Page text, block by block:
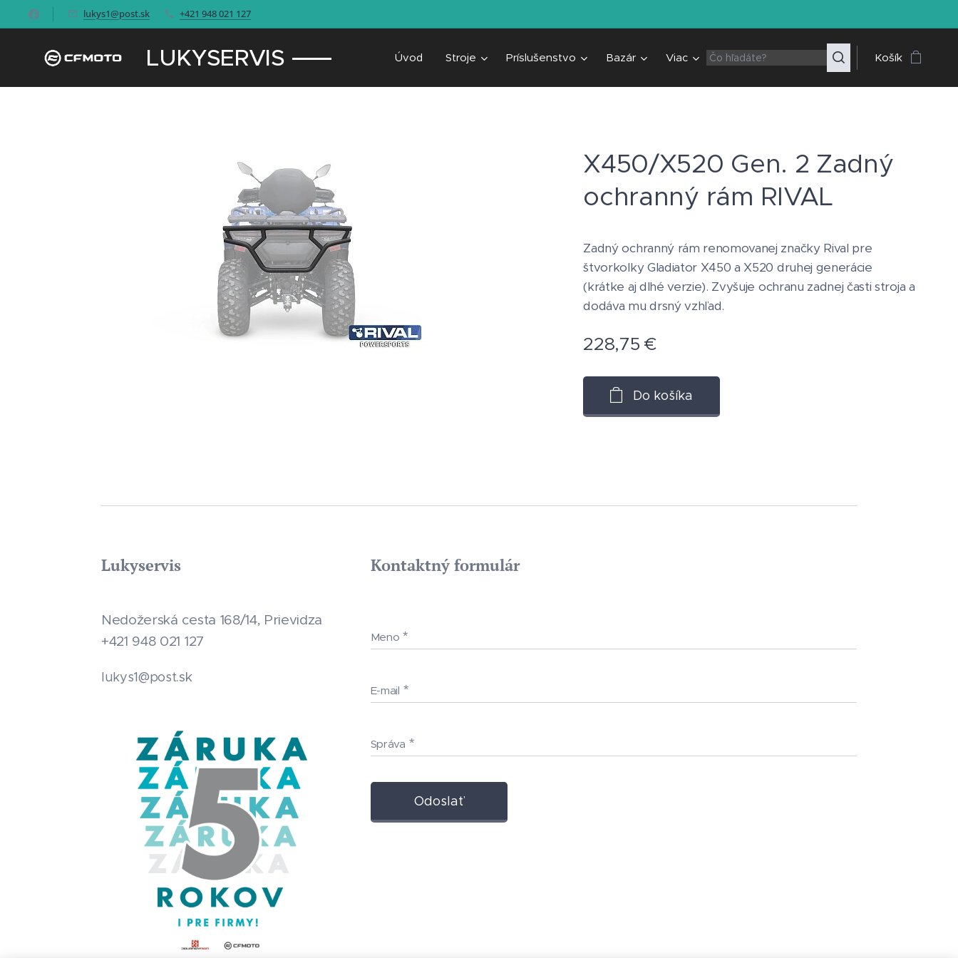
lukys1@post.sk +421 948 021 127
LUKYSERVIS Úvod Stroje Príslušenstvo Bazár Viac Košík
X450/X520 Gen. 2 Zadný
ochranný rám RIVAL
Zadný ochranný rám renomovanej značky Rival pre
štvorkolky Gladiator X450 a X520 druhej generácie
(krátke aj dlhé verzie). Zvyšuje ochranu zadnej časti stroja a
dodáva mu drsný vzhľad.
228,75 €
Do košíka
Lukyservis
Nedožerská cesta 168/14, Prievidza
+421 948 021 127
lukys1@post.sk
Kontaktný formulár
Meno
E-mail
Správa
Odoslať